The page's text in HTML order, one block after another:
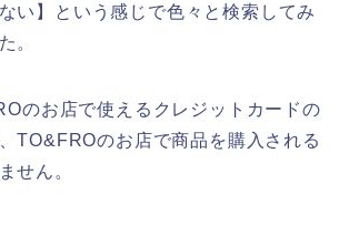
い】という感じで色々と検索してみ
。
のお店で使えるクレジットカードの
TO&FROのお店で商品を購入される
せん。